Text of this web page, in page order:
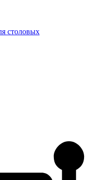
столовых